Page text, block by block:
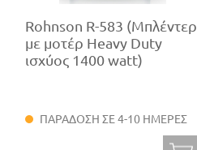
Rohnson R-583 (Μπλέντερ
με μοτέρ Heavy Duty
ισχύος 1400 watt)
ΠΑΡΑΔΟΣΗ ΣΕ 4-10 ΗΜΕΡΕΣ